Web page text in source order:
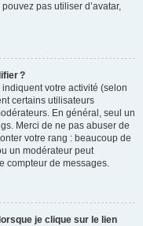
pas utiliser d’avatar,
?
indiquent votre activité (selon
certains utilisateurs
En général, seul un
Merci de ne pas abuser de
votre rang : beaucoup de
un modérateur peut
compteur de messages.
je clique sur le lien